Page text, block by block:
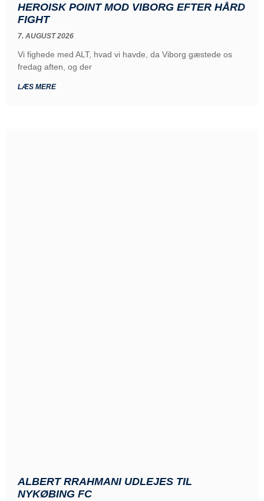
HEROISK POINT MOD VIBORG EFTER HÅRD
FIGHT
7. AUGUST 2026
Vi fighede med ALT, hvad vi havde, da Viborg gæstede os
fredag aften, og der
LÆS MERE
ALBERT RRAHMANI UDLEJES TIL
NYKØBING FC